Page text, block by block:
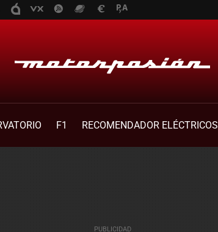
F1
RECOMENDADOR ELÉCTRICOS